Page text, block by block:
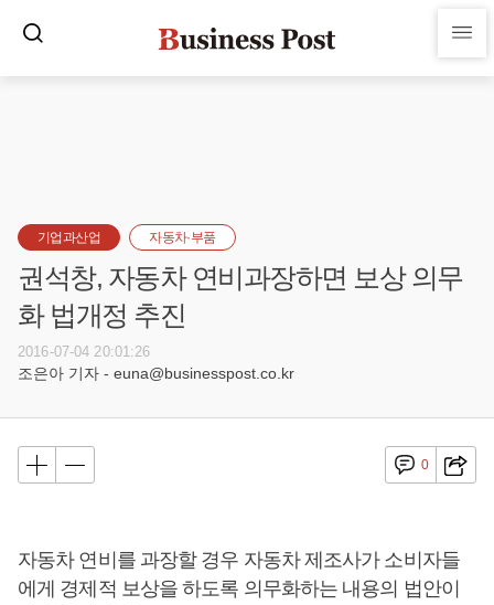
기업과산업 자동차·부품
권석창, 자동차 연비과장하면 보상 의무
화 법개정 추진
2016-07-04 20:01:26
조은아 기자 - euna@businesspost.co.kr
0
자동차 연비를 과장할 경우 자동차 제조사가 소비자들
에게 경제적 보상을 하도록 의무화하는 내용의 법안이